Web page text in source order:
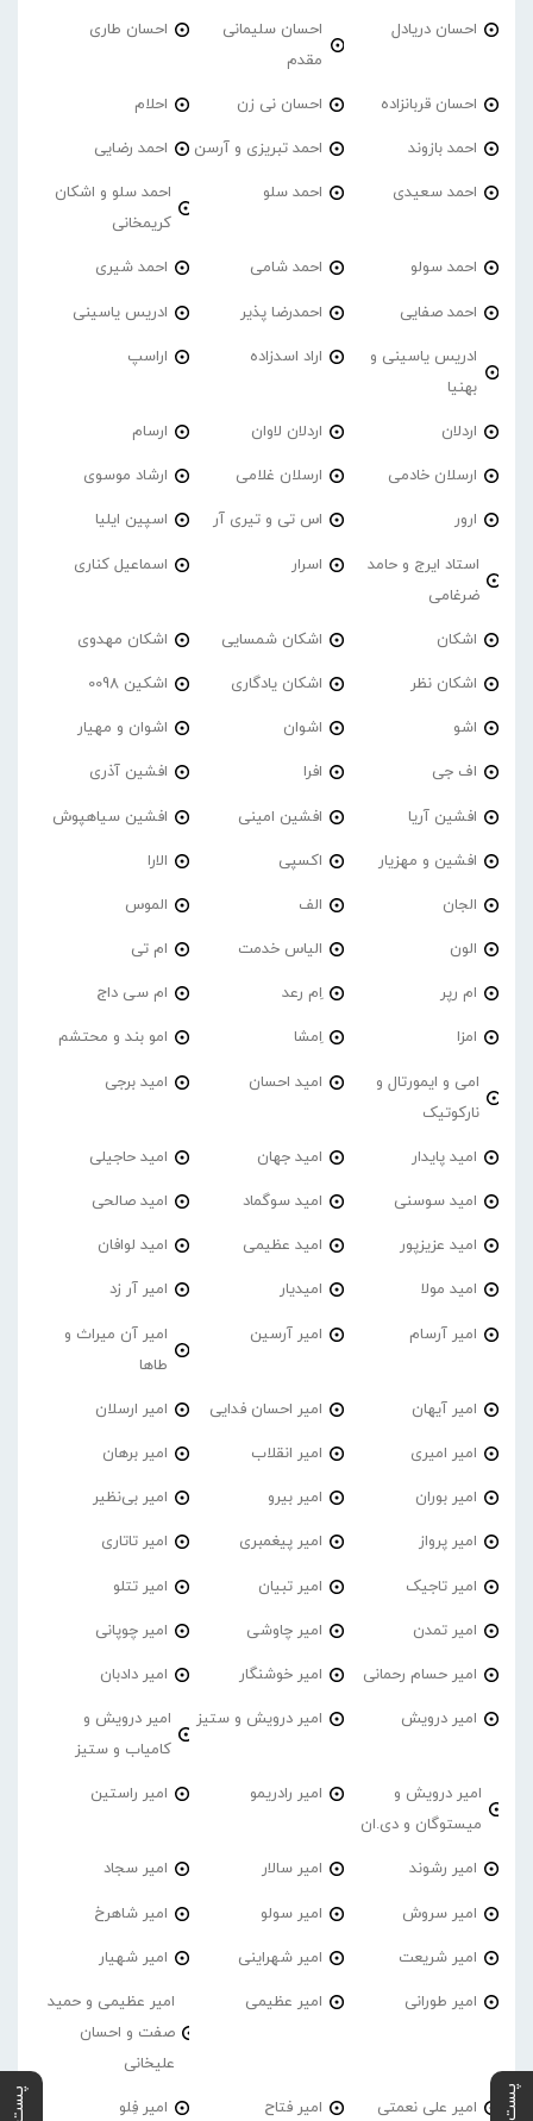
احسان دریادل
احسان سلیمانی
مقدم
احسان طاری
احسان قربانزاده احسان نی زن احلام
احمد بازوند احمد تبریزی و آرسن احمد‌ رضایی
احمد سعیدی احمد سلو
احمد سلو و اشکان
کریمخانی
احمد سولو احمد شامی احمد شیری
احمد صفایی احمدرضا پذیر ادریس یاسینی
ادریس یاسینی و
بهنیا
اراد اسدزاده اراسپ
اردلان اردلان لاوان ارسام
ارسلان خادمی ارسلان غلامی ارشاد موسوی
ارور اس تی و تیری آر اسپین ایلیا
استاد ایرج و حامد
ضرغامی
اسرار اسماعیل کناری
اشکان اشکان شمسایی اشکان مهدوی
اشکان نظر اشکان یادگاری اشکین 0098
اشو اشوان اشوان و مهیار
اف جی افرا افشین آذری
افشین آریا افشین امینی افشین سیاهپوش
افشین و مهزیار اکسپی الارا
الجان الف الموس
الون الیاس خدمت ام تی
ام رپر اِم رعد ام سی داج
امزا اِمشا امو بند و محتشم
امی و ایمورتال و
نارکوتیک
امید احسان امید برجی
امید پایدار امید جهان امید حاجیلی
امید سوسنی امید سوگماد امید صالحی
امید عزیزپور امید عظیمی امید لوافان
امید مولا امیدیار امیر آر زد
امیر آرسام امیر آرسین
امیر آن میراث و
طاها
امیر آیهان امیر احسان فدایی امیر ارسلان
امیر امیری امیر انقلاب امیر برهان
امیر‌ بوران امیر بیرو امیر بی‌نظیر
امیر پرواز امیر پیغمبری امیر تاتاری
امیر تاجیک امیر تبیان امیر تتلو
امیر تمدن امیر چاوشی امیر چوپانی
امیر حسام رحمانی امیر خوشنگار امیر دادبان
امیر درویش امیر درویش و ستیز
امیر درویش و
کامیاب و ستیز
امیر درویش و
میستوگان و دی.ان
امیر رادریمو امیر راستین
امیر رشوند امیر سالار امیر سجاد
امیر سروش امیر سولو امیر شاهرخ
امیر شریعت امیر شهراینی امیر شهیار
امیر طورانی امیر عظیمی
امیر عظیمی و حمید
صفت و احسان
علیخانی
امیر علی نعمتی امیر فتاح امیر فِلو